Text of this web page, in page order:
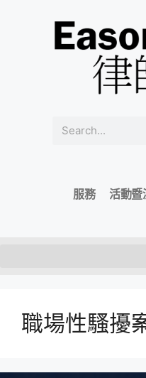
服務 活動暨
職場性騷擾